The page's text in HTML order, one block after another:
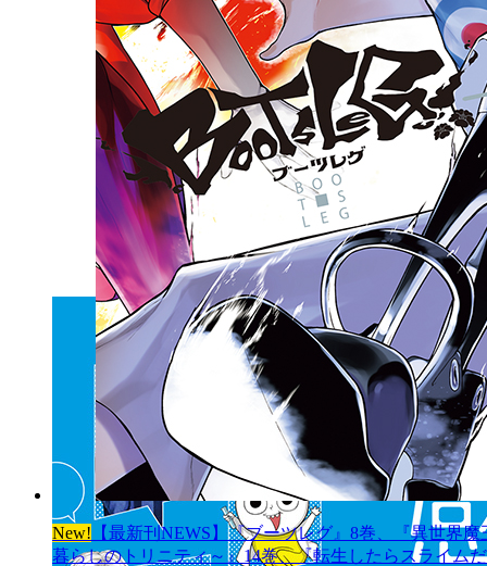
New! 【最新刊NEWS】『ブーツレグ』8巻、『異世界
暮らしのトリニティ～』14巻、『転生したらスライム